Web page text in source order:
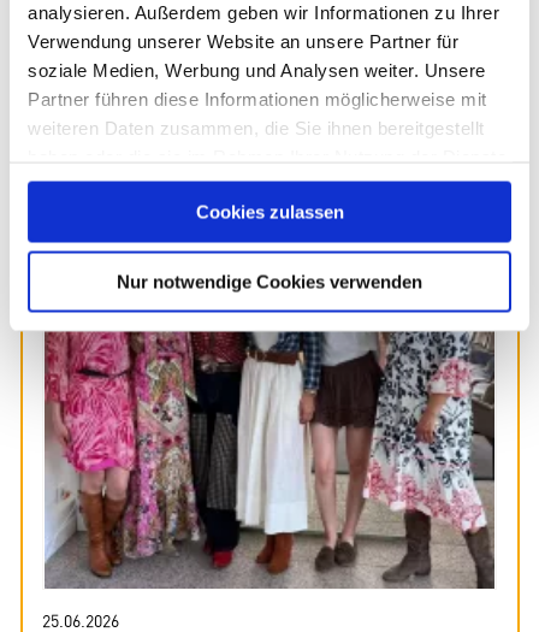
analysieren. Außerdem geben wir Informationen zu Ihrer
Verwendung unserer Website an unsere Partner für
soziale Medien, Werbung und Analysen weiter. Unsere
Partner führen diese Informationen möglicherweise mit
weiteren Daten zusammen, die Sie ihnen bereitgestellt
gesammelt haben. Sie geben Einwilligung zu unseren
Cookies, wenn Sie unsere Webseite weiterhin nutzen.
Cookies zulassen
Nur notwendige Cookies verwenden
Weitere Beiträge Previous
Next
25.06.2026